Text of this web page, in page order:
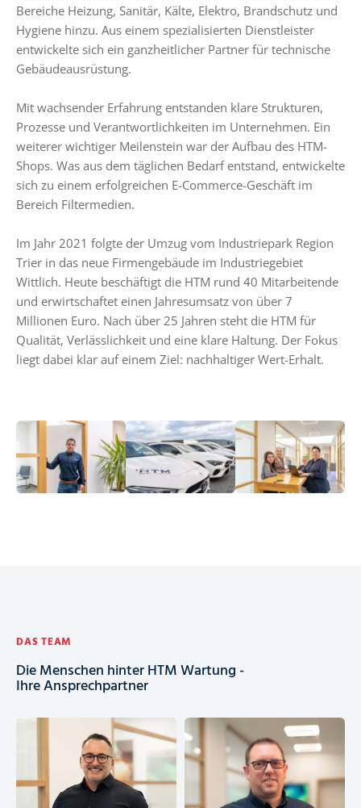
Bereiche Heizung, Sanitär, Kälte, Elektro, Brandschutz und
Hygiene hinzu. Aus einem spezialisierten Dienstleister
entwickelte sich ein ganzheitlicher Partner für technische
Gebäudeausrüstung.
Mit wachsender Erfahrung entstanden klare Strukturen,
Prozesse und Verantwortlichkeiten im Unternehmen. Ein
weiterer wichtiger Meilenstein war der Aufbau des HTM-
Shops. Was aus dem täglichen Bedarf entstand, entwickelte
sich zu einem erfolgreichen E-Commerce-Geschäft im
Bereich Filtermedien.
Im Jahr 2021 folgte der Umzug vom Industriepark Region
Trier in das neue Firmengebäude im Industriegebiet
Wittlich. Heute beschäftigt die HTM rund 40 Mitarbeitende
und erwirtschaftet einen Jahresumsatz von über 7
Millionen Euro. Nach über 25 Jahren steht die HTM für
Qualität, Verlässlichkeit und eine klare Haltung. Der Fokus
liegt dabei klar auf einem Ziel: nachhaltiger Wert-Erhalt.
DAS TEAM
Die Menschen hinter HTM Wartung -
Ihre Ansprechpartner